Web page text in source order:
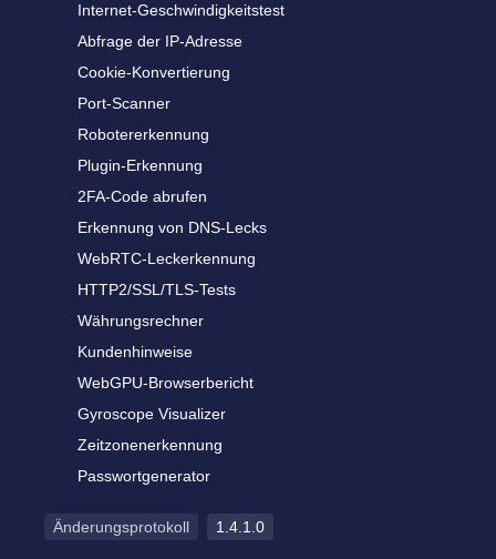
Internet-Geschwindigkeitstest
Abfrage der IP-Adresse
Cookie-Konvertierung
Port-Scanner
Robotererkennung
Plugin-Erkennung
2FA-Code abrufen
Erkennung von DNS-Lecks
WebRTC-Leckerkennung
HTTP2/SSL/TLS-Tests
Währungsrechner
Kundenhinweise
WebGPU-Browserbericht
Gyroscope Visualizer
Zeitzonenerkennung
Passwortgenerator
Änderungsprotokoll 1.4.1.0